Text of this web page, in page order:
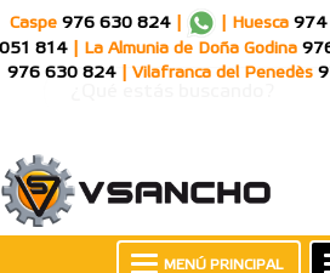
Caspe 976 630 824 Huesca 974
051 814
La Almunia de Doña Godina
976 630 824
Vilafranca del Penedès
MENÚ PRINCIPAL